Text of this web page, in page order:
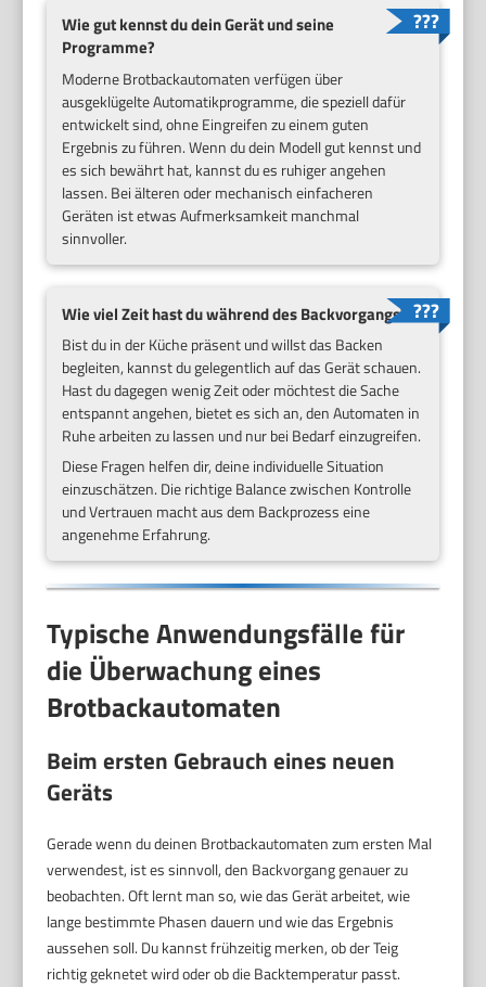
Wie gut kennst du dein Gerät und seine
Programme?
Moderne Brotbackautomaten verfügen über
ausgeklügelte Automatikprogramme, die speziell dafür
entwickelt sind, ohne Eingreifen zu einem guten
Ergebnis zu führen. Wenn du dein Modell gut kennst und
es sich bewährt hat, kannst du es ruhiger angehen
lassen. Bei älteren oder mechanisch einfacheren
Geräten ist etwas Aufmerksamkeit manchmal
sinnvoller.
Wie viel Zeit hast du während des Backvorgangs?
Bist du in der Küche präsent und willst das Backen
begleiten, kannst du gelegentlich auf das Gerät schauen.
Hast du dagegen wenig Zeit oder möchtest die Sache
entspannt angehen, bietet es sich an, den Automaten in
Ruhe arbeiten zu lassen und nur bei Bedarf einzugreifen.
Diese Fragen helfen dir, deine individuelle Situation
einzuschätzen. Die richtige Balance zwischen Kontrolle
und Vertrauen macht aus dem Backprozess eine
angenehme Erfahrung.
Typische Anwendungsfälle für
die Überwachung eines
Brotbackautomaten
Beim ersten Gebrauch eines neuen
Geräts
Gerade wenn du deinen Brotbackautomaten zum ersten Mal
verwendest, ist es sinnvoll, den Backvorgang genauer zu
beobachten. Oft lernt man so, wie das Gerät arbeitet, wie
lange bestimmte Phasen dauern und wie das Ergebnis
aussehen soll. Du kannst frühzeitig merken, ob der Teig
richtig geknetet wird oder ob die Backtemperatur passt.